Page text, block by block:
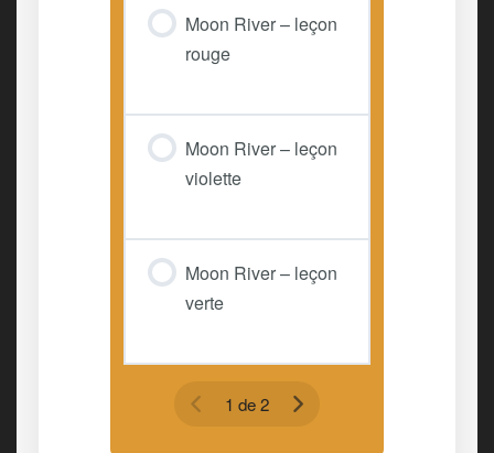
Moon River – leçon
rouge
Moon River – leçon
violette
Moon River – leçon
verte
1 de 2